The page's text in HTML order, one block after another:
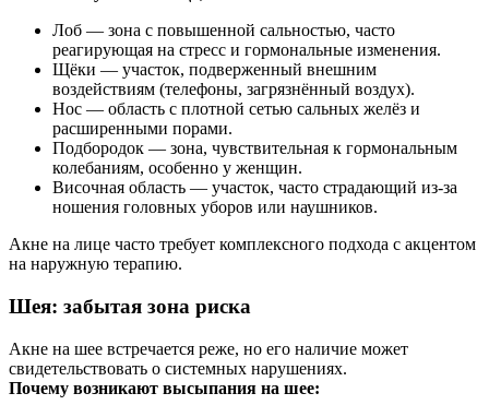
Лоб — зона с повышенной сальностью, часто
реагирующая на стресс и гормональные изменения.
Щёки — участок, подверженный внешним
воздействиям (телефоны, загрязнённый воздух).
Нос — область с плотной сетью сальных желёз и
расширенными порами.
Подбородок — зона, чувствительная к гормональным
колебаниям, особенно у женщин.
Височная область — участок, часто страдающий из-за
ношения головных уборов или наушников.
Акне на лице часто требует комплексного подхода с акцентом
на наружную терапию.
Шея: забытая зона риска
Акне на шее встречается реже, но его наличие может
свидетельствовать о системных нарушениях.
Почему возникают высыпания на шее: